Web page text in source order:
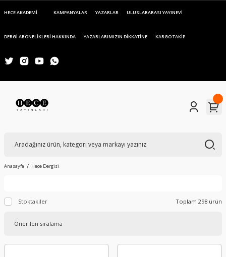
HECE AKADEMİ KAMPANYALAR YAZARLAR ULUSLARARASI YAYINEVİ
DERGİ ABONELİKLERİ HAKKINDA YAZARLARIMIZIN DİKKATİNE KARGO TAKİP
Anasayfa Hece Dergisi
Stoktakiler Toplam 298 ürün